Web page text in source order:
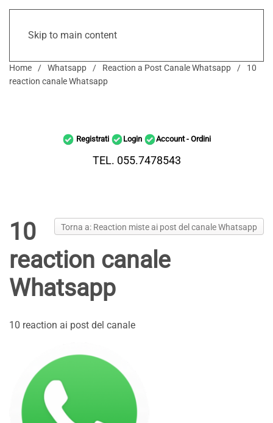
Skip to main content
Home Whatsapp Reaction a Post Canale Whatsapp
10
reaction canale Whatsapp
Registrati Login Account - Ordini
TEL. 055.7478543
Torna a: Reaction miste ai post del canale Whatsapp
10
reaction canale
Whatsapp
10 reaction ai post del canale